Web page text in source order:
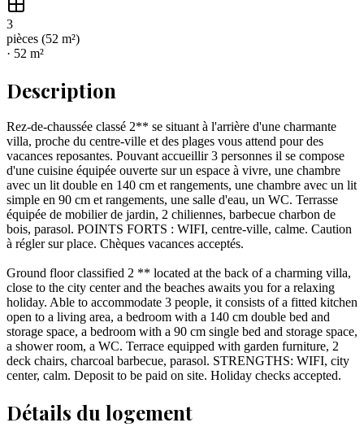
3
pièces (52 m²)
· 52 m²
Description
Rez-de-chaussée classé 2** se situant à l'arrière d'une charmante
villa, proche du centre-ville et des plages vous attend pour des
vacances reposantes. Pouvant accueillir 3 personnes il se compose
d'une cuisine équipée ouverte sur un espace à vivre, une chambre
avec un lit double en 140 cm et rangements, une chambre avec un lit
simple en 90 cm et rangements, une salle d'eau, un WC. Terrasse
équipée de mobilier de jardin, 2 chiliennes, barbecue charbon de
bois, parasol. POINTS FORTS : WIFI, centre-ville, calme. Caution
à régler sur place. Chèques vacances acceptés.
Ground floor classified 2 ** located at the back of a charming villa,
close to the city center and the beaches awaits you for a relaxing
holiday. Able to accommodate 3 people, it consists of a fitted kitchen
open to a living area, a bedroom with a 140 cm double bed and
storage space, a bedroom with a 90 cm single bed and storage space,
a shower room, a WC. Terrace equipped with garden furniture, 2
deck chairs, charcoal barbecue, parasol. STRENGTHS: WIFI, city
center, calm. Deposit to be paid on site. Holiday checks accepted.
Détails du logement